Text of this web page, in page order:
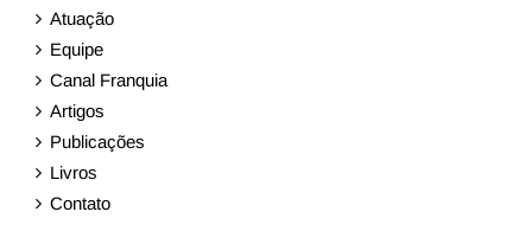
Atuação
Equipe
Canal Franquia
Artigos
Publicações
Livros
Contato